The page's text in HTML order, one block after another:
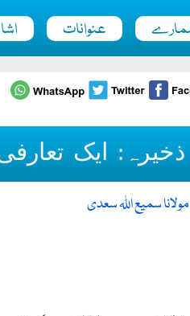
عنوانات
ایک تعارفی
مولانا سمیع اللہ سعدی